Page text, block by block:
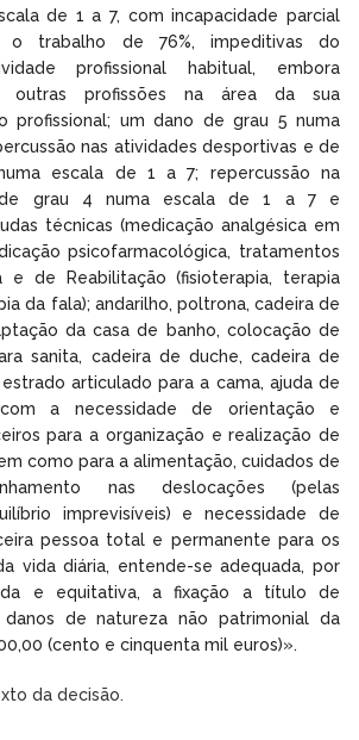
de 1 a 7, com incapacidade parcial
o trabalho de 76%, impeditivas do
profissional habitual, embora
outras profissões na área da sua
profissional; um dano de grau 5 numa
nas atividades desportivas e de
escala de 1 a 7; repercussão na
de grau 4 numa escala de 1 a 7 e
técnicas (medicação analgésica em
psicofarmacológica, tratamentos
e de Reabilitação (fisioterapia, terapia
da fala); andarilho, poltrona, cadeira de
da casa de banho, colocação de
sanita, cadeira de duche, cadeira de
articulado para a cama, ajuda de
a necessidade de orientação e
para a organização e realização de
como para a alimentação, cuidados de
nas deslocações (pelas
imprevisíveis) e necessidade de
pessoa total e permanente para os
vida diária, entende-se adequada, por
e equitativa, a fixação a título de
danos de natureza não patrimonial da
(cento e cinquenta mil euros)».
da decisão.